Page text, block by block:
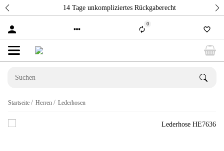
14 Tage unkompliziertes Rückgaberecht
0
Startseite Herren Lederhosen